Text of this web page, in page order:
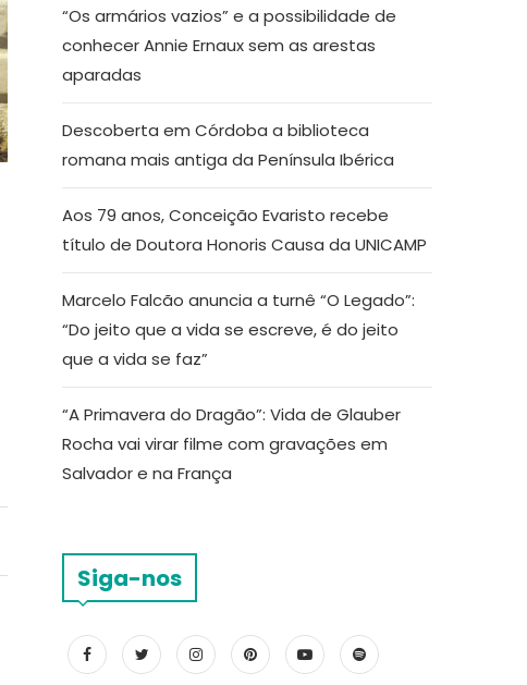
“Os armários vazios” e a possibilidade de
conhecer Annie Ernaux sem as arestas
aparadas
Descoberta em Córdoba a biblioteca
romana mais antiga da Península Ibérica
Aos 79 anos, Conceição Evaristo recebe
título de Doutora Honoris Causa da UNICAMP
Marcelo Falcão anuncia a turnê “O Legado”:
“Do jeito que a vida se escreve, é do jeito
que a vida se faz”
“A Primavera do Dragão”: Vida de Glauber
Rocha vai virar filme com gravações em
Salvador e na França
Siga-nos